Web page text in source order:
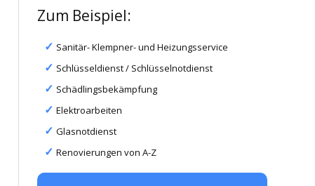
Zum Beispiel:
Sanitär- Klempner- und Heizungsservice
Schlüsseldienst / Schlüsselnotdienst
Schädlingsbekämpfung
Elektroarbeiten
Glasnotdienst
Renovierungen von A-Z